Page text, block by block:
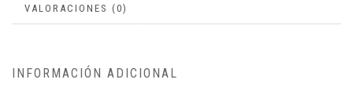
VALORACIONES (0)
INFORMACIÓN ADICIONAL